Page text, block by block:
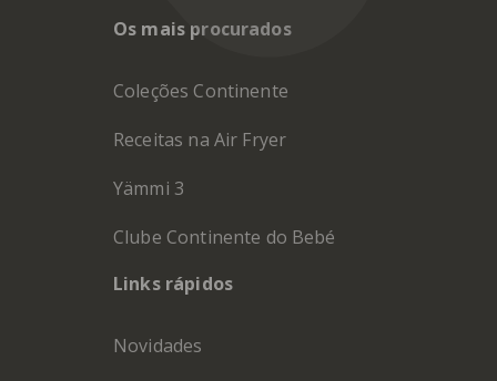
Os mais procurados
Coleções Continente
Receitas na Air Fryer
Yämmi 3
Clube Continente do Bebé
Links rápidos
Novidades